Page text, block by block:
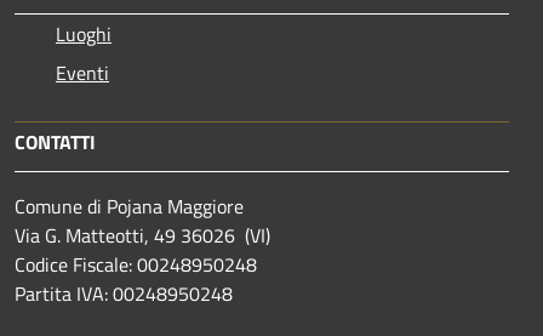
Luoghi
Eventi
CONTATTI
Comune di Pojana Maggiore
Via G. Matteotti, 49 36026 (VI)
Codice Fiscale: 00248950248
Partita IVA: 00248950248